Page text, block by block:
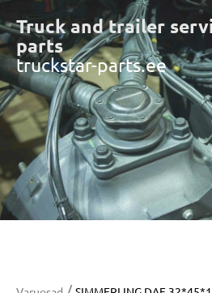
Truck and trailer
parts
truckstar-parts.ee